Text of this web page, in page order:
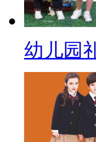
幼儿园